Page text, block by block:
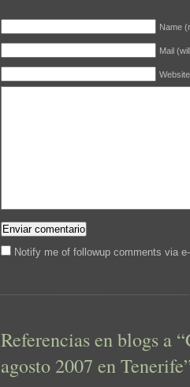
Name
Mail
Website
Notify me of followup comments via
Referencias en blogs a
agosto 2007 en